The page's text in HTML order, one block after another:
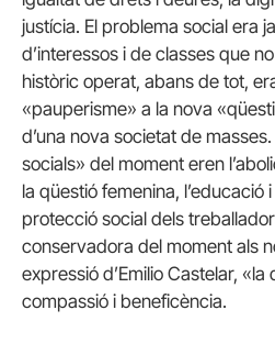
justícia. El problema social era
d’interessos i de classes que
històric operat, abans de tot,
«pauperisme» a la nova
d’una nova societat de
socials» del moment eren
la qüestió femenina, l’educació i
protecció social dels
conservadora del moment als
expressió d’Emilio Castelar,
compassió i beneficència.